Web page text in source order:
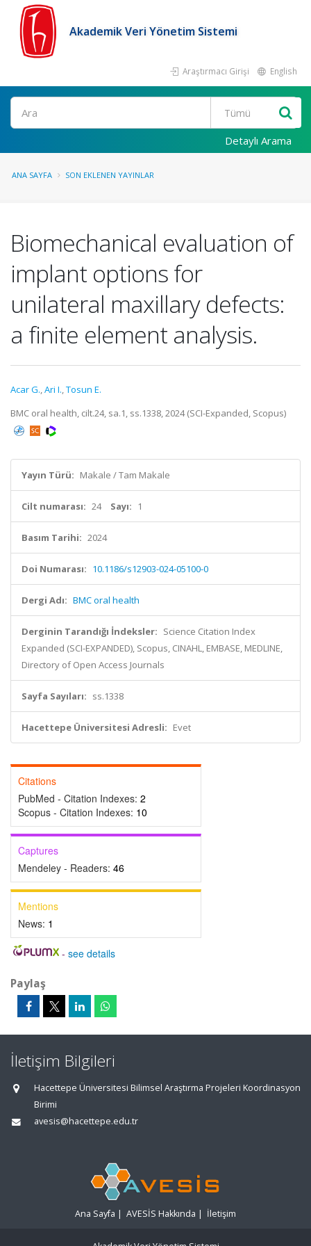
Akademik Veri Yönetim Sistemi
Araştırmacı Girişi English
Ara
Detaylı Arama
ANA SAYFA SON EKLENEN YAYINLAR
Biomechanical evaluation of
implant options for
unilateral maxillary defects:
a finite element analysis.
Acar G.,Ari I.,Tosun E.
BMC oral health, cilt.24, sa.1, ss.1338, 2024 (SCI-Expanded, Scopus)
Yayın Türü: Makale / Tam Makale
Cilt numarası: 24 Sayı: 1
Basım Tarihi: 2024
Doi Numarası: 10.1186/s12903-024-05100-0
Dergi Adı: BMC oral health
Derginin Tarandığı İndeksler: Science Citation Index
Expanded (SCI-EXPANDED), Scopus, CINAHL, EMBASE, MEDLINE,
Directory of Open Access Journals
Sayfa Sayıları: ss.1338
Hacettepe Üniversitesi Adresli: Evet
Citations
PubMed - Citation Indexes: 2
Scopus - Citation Indexes: 10
Captures
Mendeley - Readers: 46
Mentions
News: 1
- see details
Paylaş
İletişim Bilgileri
Hacettepe Üniversitesi Bilimsel Araştırma Projeleri Koordinasyon
Birimi
avesis@hacettepe.edu.tr
Ana Sayfa | AVESİS Hakkında | İletişim